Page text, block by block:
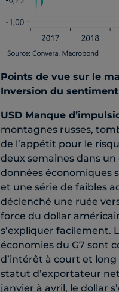
Points de vue sur le
Inversion du
USD Manque
montagnes russes,
de l’appétit pour le
deux semaines dans
données économiques
et une série de faibles
déclenché une ruée
force du dollar
s’expliquer facilement.
économies du G7 sont
d’intérêt à court et
statut d’exportateur
janvier à avril, le dollar